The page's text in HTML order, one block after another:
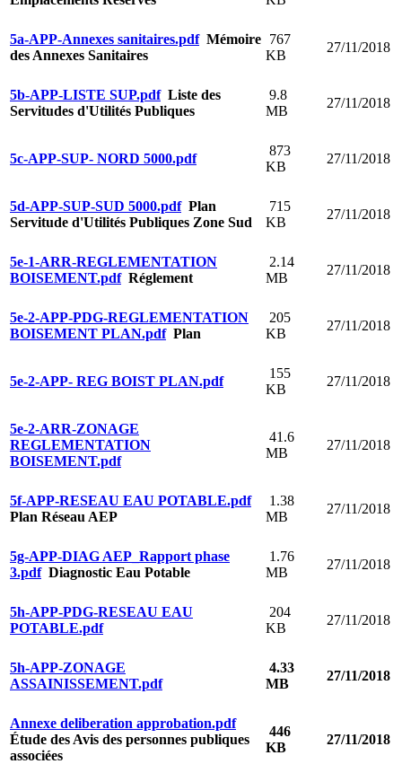
5a-APP-Annexes sanitaires.pdfMémoire
des Annexes Sanitaires
767
KB
27/11/2018
5b-APP-LISTE SUP.pdfListe des
Servitudes d'Utilités Publiques
9.8
MB
27/11/2018
5c-APP-SUP- NORD 5000.pdf
873
KB
27/11/2018
5d-APP-SUP-SUD 5000.pdfPlan
Servitude d'Utilités Publiques Zone Sud
715
KB
27/11/2018
5e-1-ARR-REGLEMENTATION
BOISEMENT.pdfRéglement
2.14
MB
27/11/2018
5e-2-APP-PDG-REGLEMENTATION
BOISEMENT PLAN.pdfPlan
205
KB
27/11/2018
5e-2-APP- REG BOIST PLAN.pdf
155
KB
27/11/2018
5e-2-ARR-ZONAGE
REGLEMENTATION
BOISEMENT.pdf
41.6
MB
27/11/2018
5f-APP-RESEAU EAU POTABLE.pdf
Plan Réseau AEP
1.38
MB
27/11/2018
5g-APP-DIAG AEP_Rapport phase
3.pdfDiagnostic Eau Potable
1.76
MB
27/11/2018
5h-APP-PDG-RESEAU EAU
POTABLE.pdf
204
KB
27/11/2018
5h-APP-ZONAGE
ASSAINISSEMENT.pdf
4.33
MB
27/11/2018
Annexe deliberation approbation.pdf
Étude des Avis des personnes publiques
associées
446
KB
27/11/2018